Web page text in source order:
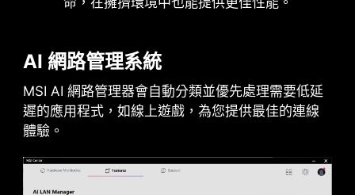
AI 網路管理系統
MSI AI 網路管理器會自動分類並優先處理需要低延
遲的應用程式，如線上遊戲，為您提供最佳的連線
體驗。
前置 USB TYPE-C
遊戲玩家可以連接最新的 USB 裝置。
並可配合 MSI 機殼一起建構系統主機，可獲得最便